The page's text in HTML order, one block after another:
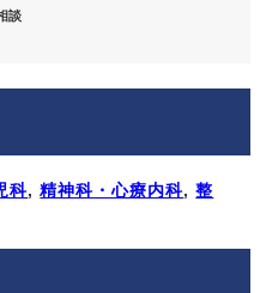
談
科, 精神科・心療内科, 整